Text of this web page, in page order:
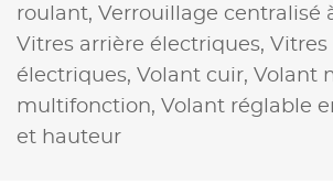
roulant, Verrouillage centralisé
Vitres arrière électriques, Vitres
électriques, Volant cuir, Volant
multifonction, Volant réglable
et hauteur